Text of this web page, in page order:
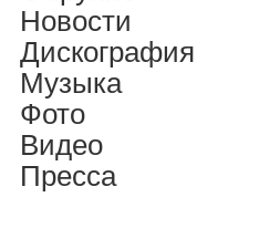
Новости
Дискография
Музыка
Фото
Видео
Пресса